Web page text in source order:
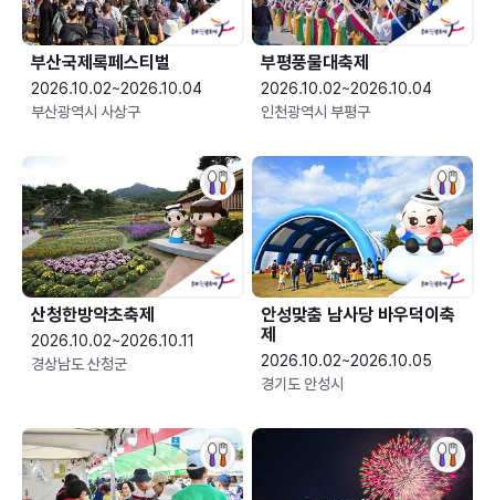
부산국제록페스티벌
2026.10.02~2026.10.04
부산광역시 사상구
부평풍물대축제
2026.10.02~2026.10.04
인천광역시 부평구
산청한방약초축제
2026.10.02~2026.10.11
경상남도 산청군
안성맞춤 남사당 바우덕이축
제
2026.10.02~2026.10.05
경기도 안성시